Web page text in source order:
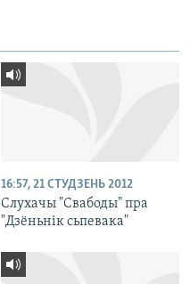
16:57, 21 СТУДЗЕНЬ 2012
Слухачы "Свабоды" пра
"Дзёньнік сьпевака"